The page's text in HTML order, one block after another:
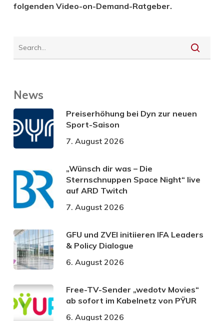
folgenden Video-on-Demand-Ratgeber.
News
Preiserhöhung bei Dyn zur neuen
Sport-Saison
7. August 2026
„Wünsch dir was – Die
Sternschnuppen Space Night“ live
auf ARD Twitch
7. August 2026
GFU und ZVEI initiieren IFA Leaders
& Policy Dialogue
6. August 2026
Free-TV-Sender „wedotv Movies“
ab sofort im Kabelnetz von PŸUR
6. August 2026